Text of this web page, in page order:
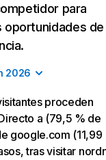
para
oportunidades de
2026
proceden
a (79,5 % de
google.com (11,99
tras visitar